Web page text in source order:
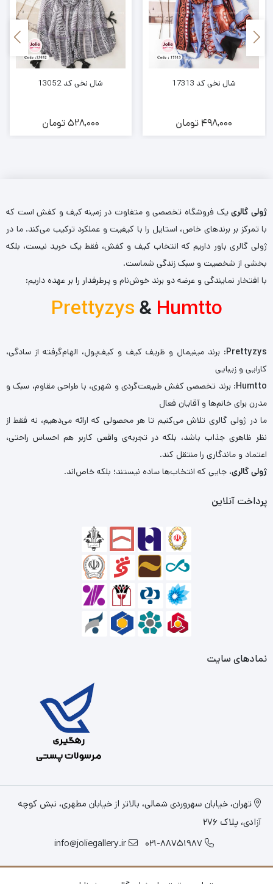
شال نخی کد 17313
498,000 تومان
شال نخی کد 13052
528,000تومان
ژولی گالرییک فروشگاه تخصصی و متفاوت در زمینه کیف و کفش است که
با تمرکز بر برندهای خاص، استایل را با کیفیت و عملکرد ترکیب می‌کند. ما در
ژولی گالری باور داریم که انتخاب کیف و کفش، فقط یک خرید نیست، بلکه
بخشی از شخصیت و سبک زندگی شماست.
با افتخار نمایندگی و عرضه دو برند خوش‌نام و پرطرفدار را بر عهده داریم:
Prettyzys& Humtto
Prettyzys: برند مینیمال و ظریف کیف و کیف‌پول، الهام‌گرفته از سادگی،
کارایی و زیبایی
Humtto: برند تخصصی کفش طبیعت‌گردی و شهری، با طراحی مقاوم، سبک و
مدرن برای خانم‌ها و آقایان فعال
ما در ژولی گالری تلاش می‌کنیم تا هر محصولی که ارائه می‌دهیم، نه فقط از
نظر ظاهری جذاب باشد، بلکه در تجربه‌ی واقعی کاربر هم احساس راحتی،
اعتماد و ماندگاری را منتقل کند.
ژولی گالری، جایی که انتخاب‌ها ساده نیستند؛ بلکه خاص‌اند.
پرداخت آنلاین
نمادهای سایت
تهران، خیابان سهروردی شمالی، بالاتر از خیابان مطهری، نبش کوچه
آزادی، پلاک 276
021-88751987
info@joliegallery.ir